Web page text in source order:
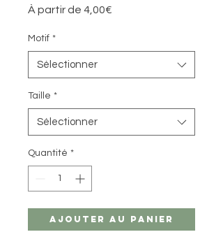
À partir de 4,00€
Motif *
Sélectionner
Taille *
Sélectionner
Quantité *
Ajouter au panier